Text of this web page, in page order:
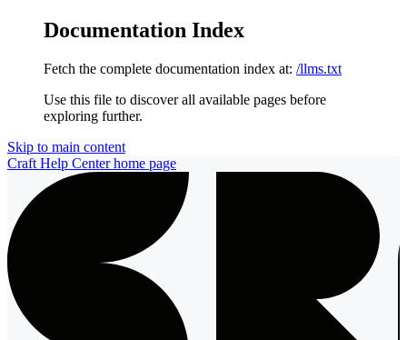
Documentation Index
Fetch the complete documentation index at: /llms.txt
Use this file to discover all available pages before
exploring further.
Skip to main content
Craft Help Centerhome page